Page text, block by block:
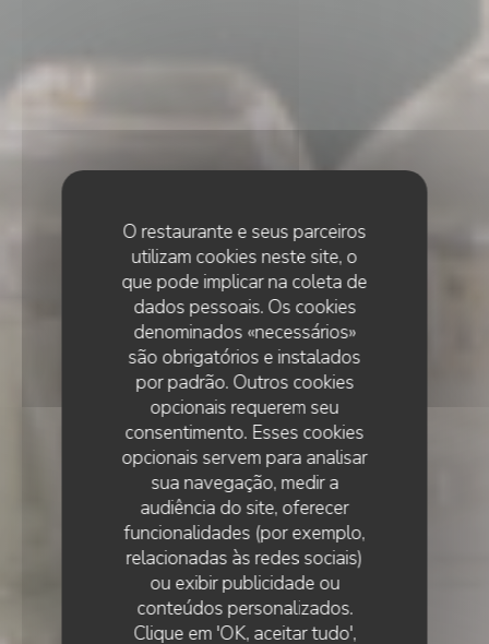
O restaurante e seus parceiros
utilizam cookies neste site, o
que pode implicar na coleta de
dados pessoais. Os cookies
denominados «necessários»
são obrigatórios e instalados
por padrão. Outros cookies
opcionais requerem seu
consentimento. Esses cookies
opcionais servem para analisar
sua navegação, medir a
audiência do site, oferecer
funcionalidades (por exemplo,
relacionadas às redes sociais)
ou exibir publicidade ou
conteúdos personalizados.
Clique em 'OK, aceitar tudo',
• TOULOUSE
LA VILLA CLAPOTIS